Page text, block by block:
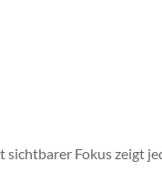
Fokus zeigt